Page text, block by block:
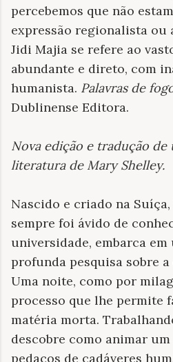
percebemos que não
expressão regionalista ou
Jidi Majia se refere ao
abundante e direto, com
humanista. Palavras de
Dublinense Editora.
Nova edição e tradução de
literatura de Mary Shelley.
Nascido e criado na
sempre foi ávido de
universidade, embarca em
profunda pesquisa sobre
Uma noite, como por
processo que lhe permite
matéria morta.
descobre como animar
pedaços de cadáveres